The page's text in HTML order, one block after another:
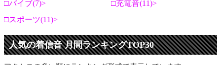
バイブ(7)
充電音(11)
スポーツ(11)
人気の着信音 月間ランキングTOP30